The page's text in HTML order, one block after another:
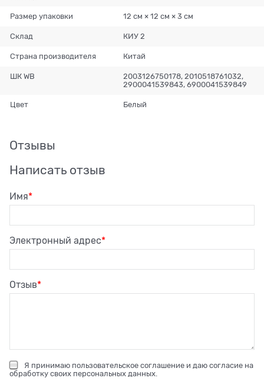
Размер упаковки 12 см × 12 см × 3 см
Склад КИУ 2
Страна производителя Китай
ШК WB
2003126750178, 2010518761032,
2900041539843, 6900041539849
Цвет Белый
Отзывы
Написать отзыв
Имя
Электронный адрес
Отзыв
Я принимаю пользовательское соглашение и даю согласие на
обработку своих персональных данных.